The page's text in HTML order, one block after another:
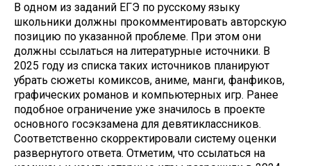
В одном из заданий ЕГЭ по русскому языку
школьники должны прокомментировать авторскую
позицию по указанной проблеме. При этом они
должны ссылаться на литературные источники. В
2025 году из списка таких источников планируют
убрать сюжеты комиксов, аниме, манги, фанфиков,
графических романов и компьютерных игр. Ранее
подобное ограничение уже значилось в проекте
основного госэкзамена для девятиклассников.
Соответственно скорректировали систему оценки
развернутого ответа. Отметим, что ссылаться на